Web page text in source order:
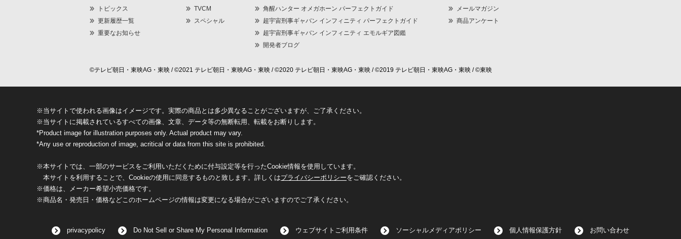
トピックス
更新履歴一覧
重要なお知らせ
TVCM
スペシャル
角醒ハンター オメガホーン パーフェクトガイド
超宇宙刑事ギャバン インフィニティ パーフェクトガイド
超宇宙刑事ギャバン インフィニティ エモルギア図鑑
開発者ブログ
メールマガジン
商品アンケート
©テレビ朝日・東映AG・東映 / ©2021 テレビ朝日・東映AG・東映 / ©2020 テレビ朝日・東映AG・東映 / ©2019 テレビ朝日・東映AG・東映 / ©東映
※当サイトで使われる画像はイメージです。実際の商品とは多少異なることがございますが、ご了承ください。
※当サイトに掲載されているすべての画像、文章、データ等の無断転用、転載をお断りします。
*Product image for illustration purposes only. Actual product may vary.
*Any use or reproduction of image, acritical or data from this site is prohibited.
※本サイトでは、一部のサービスをご利用いただくために付与設定等を行ったCookie情報を使用しています。
本サイトを利用することで、Cookieの使用に同意するものと致します。詳しくはプライバシーポリシーをご確認ください。
※価格は、メーカー希望小売価格です。
※商品名・発売日・価格などこのホームページの情報は変更になる場合がございますのでご了承ください。
privacypolicy Do Not Sell or Share My Personal Information ウェブサイトご利用条件 ソーシャルメディアポリシー 個人情報保護方針 お問い合わせ